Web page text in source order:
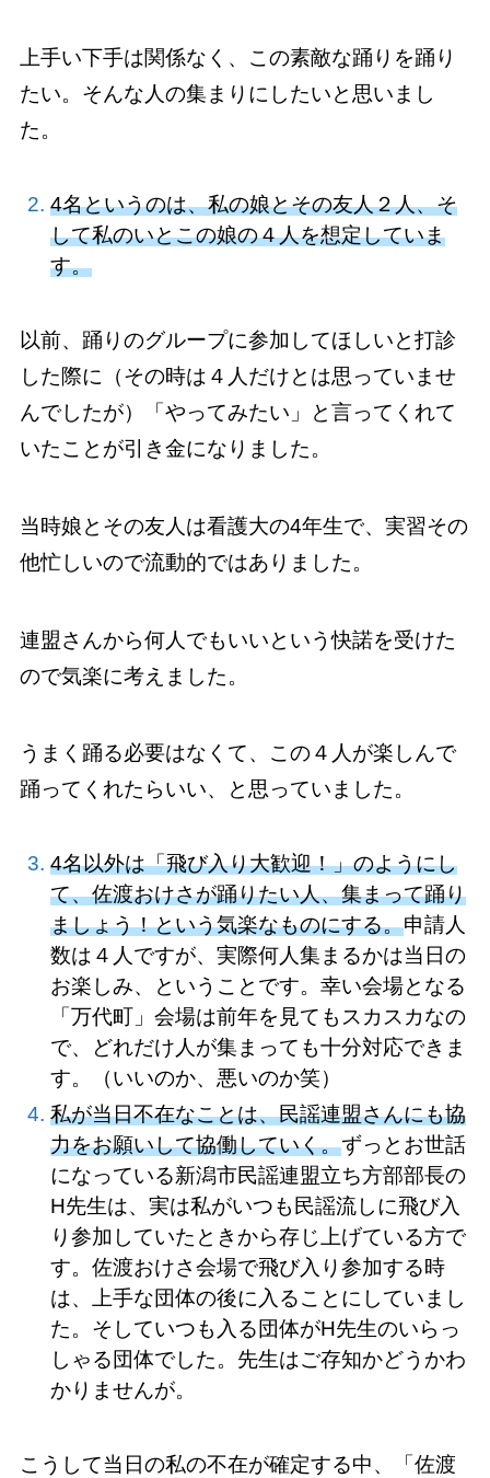
上手い下手は関係なく、この素敵な踊りを踊り
たい。そんな人の集まりにしたいと思いまし
た。
4名というのは、私の娘とその友人２人、そ
して私のいとこの娘の４人を想定していま
す。
以前、踊りのグループに参加してほしいと打診
した際に（その時は４人だけとは思っていませ
んでしたが）「やってみたい」と言ってくれて
いたことが引き金になりました。
当時娘とその友人は看護大の4年生で、実習その
他忙しいので流動的ではありました。
連盟さんから何人でもいいという快諾を受けた
ので気楽に考えました。
うまく踊る必要はなくて、この４人が楽しんで
踊ってくれたらいい、と思っていました。
4名以外は「飛び入り大歓迎！」のようにし
て、佐渡おけさが踊りたい人、集まって踊り
ましょう！という気楽なものにする。申請人
数は４人ですが、実際何人集まるかは当日の
お楽しみ、ということです。幸い会場となる
「万代町」会場は前年を見てもスカスカなの
で、どれだけ人が集まっても十分対応できま
す。（いいのか、悪いのか笑）
私が当日不在なことは、民謡連盟さんにも協
力をお願いして協働していく。ずっとお世話
になっている新潟市民謡連盟立ち方部部長の
H先生は、実は私がいつも民謡流しに飛び入
り参加していたときから存じ上げている方で
す。佐渡おけさ会場で飛び入り参加する時
は、上手な団体の後に入ることにしていまし
た。そしていつも入る団体がH先生のいらっ
しゃる団体でした。先生はご存知かどうかわ
かりませんが。
こうして当日の私の不在が確定する中、「佐渡